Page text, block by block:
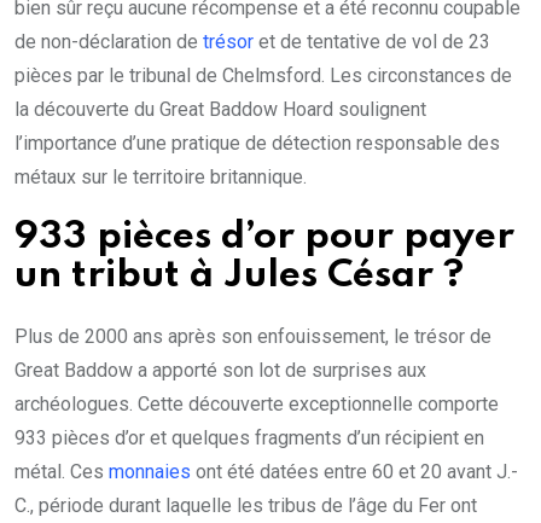
bien sûr reçu aucune récompense et a été reconnu coupable
de non-déclaration de trésor et de tentative de vol de 23
pièces par le tribunal de Chelmsford. Les circonstances de
la découverte du Great Baddow Hoard soulignent
l’importance d’une pratique de détection responsable des
métaux sur le territoire britannique.
933 pièces d’or pour payer
un tribut à Jules César ?
Plus de 2000 ans après son enfouissement, le trésor de
Great Baddow a apporté son lot de surprises aux
archéologues. Cette découverte exceptionnelle comporte
933 pièces d’or et quelques fragments d’un récipient en
métal. Ces monnaies ont été datées entre 60 et 20 avant J.-
C., période durant laquelle les tribus de l’âge du Fer ont